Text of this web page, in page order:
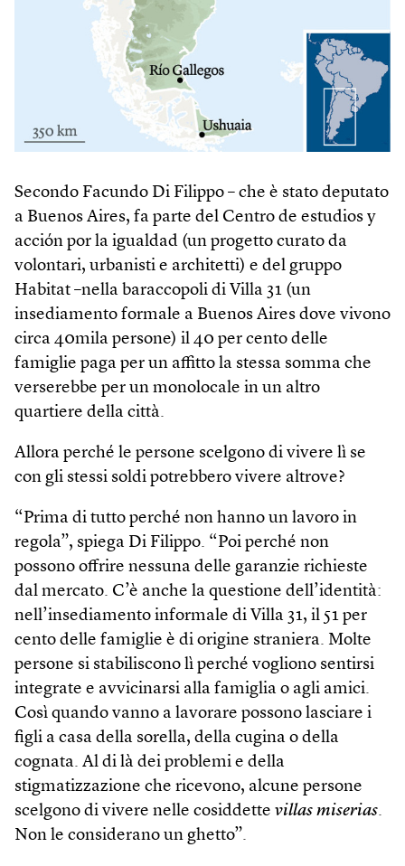
Secondo Facundo Di Filippo – che è stato deputato
a Buenos Aires, fa parte del Centro de estudios y
acción por la igualdad (un progetto curato da
volontari, urbanisti e architetti) e del gruppo
Habitat –nella baraccopoli di Villa 31 (un
insediamento formale a Buenos Aires dove vivono
circa 40mila persone) il 40 per cento delle
famiglie paga per un affitto la stessa somma che
verserebbe per un monolocale in un altro
quartiere della città.
Allora perché le persone scelgono di vivere lì se
con gli stessi soldi potrebbero vivere altrove?
“Prima di tutto perché non hanno un lavoro in
regola”, spiega Di Filippo. “Poi perché non
possono offrire nessuna delle garanzie richieste
dal mercato. C’è anche la questione dell’identità:
nell’insediamento informale di Villa 31, il 51 per
cento delle famiglie è di origine straniera. Molte
persone si stabiliscono lì perché vogliono sentirsi
integrate e avvicinarsi alla famiglia o agli amici.
Così quando vanno a lavorare possono lasciare i
figli a casa della sorella, della cugina o della
cognata. Al di là dei problemi e della
stigmatizzazione che ricevono, alcune persone
scelgono di vivere nelle cosiddette villas miserias.
Non le considerano un ghetto”.